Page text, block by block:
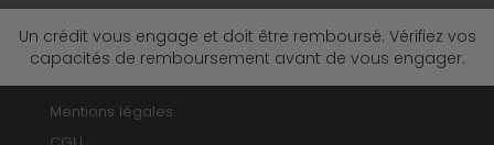
Un crédit vous engage et doit être remboursé. Vérifiez vos
capacités de remboursement avant de vous engager.
Mentions légales